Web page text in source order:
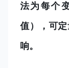
法为每个
值），可
响。